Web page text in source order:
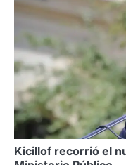
Kicillof recorrió el